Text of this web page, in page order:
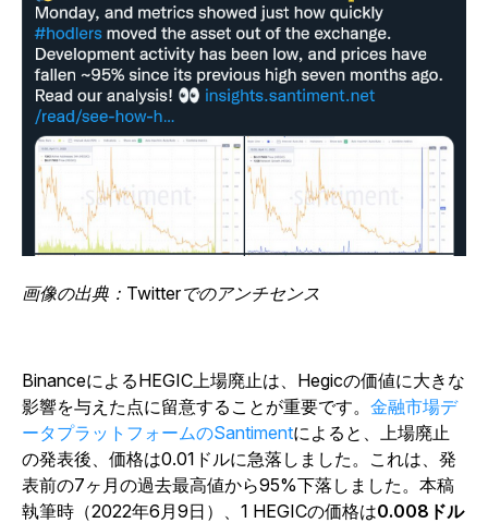
画像の出典：Twitterでのアンチセンス
BinanceによるHEGIC上場廃止は、Hegicの価値に大きな
影響を与えた点に留意することが重要です。 金融市場デ
ータプラットフォームのSantimentによると、上場廃止
の発表後、価格は0.01ドルに急落しました。これは、発
表前の7ヶ月の過去最高値から95%下落しました。本稿
執筆時（2022年6月9日）、1 HEGICの価格は0.008ドル